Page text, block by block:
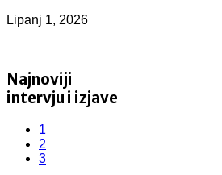
Lipanj 1, 2026
Najnoviji
intervju i izjave
1
2
3